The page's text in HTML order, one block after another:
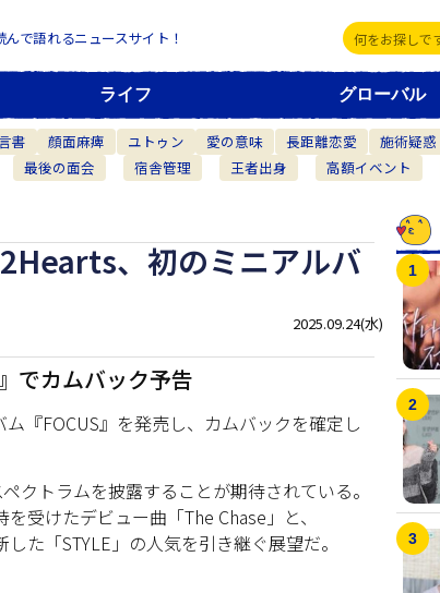
で語れるニュースサイト！
ライフ グローバル
書 顔面麻痺 ユトゥン 愛の意味 長距離恋愛 施術疑惑
最後の面会 宿舎管理 王者出身 高額イベント
、初のミニアルバ
2025.09.24(水)
でカムバック予告
『FOCUS』を発売し、カムバックを確定し
クトラムを披露することが期待されている。
受けたデビュー曲「The Chase」と、
た「STYLE」の人気を引き継ぐ展望だ。